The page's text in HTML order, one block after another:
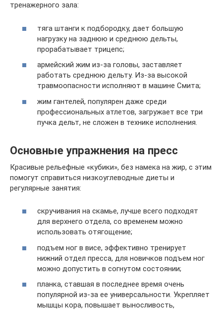
тренажерного зала:
тяга штанги к подбородку, дает большую
нагрузку на заднюю и среднюю дельты,
прорабатывает трицепс;
армейский жим из-за головы, заставляет
работать среднюю дельту. Из-за высокой
травмоопасности исполняют в машине Смита;
жим гантелей, популярен даже среди
профессиональных атлетов, загружает все три
пучка дельт, не сложен в технике исполнения.
Основные упражнения на пресс
Красивые рельефные «кубики», без намека на жир, с этим
помогут справиться низкоуглеводные диеты и
регулярные занятия:
скручивания на скамье, лучше всего подходят
для верхнего отдела, со временем можно
использовать отягощение;
подъем ног в висе, эффективно тренирует
нижний отдел пресса, для новичков подъем ног
можно допустить в согнутом состоянии;
планка, ставшая в последнее время очень
популярной из-за ее универсальности. Укрепляет
мышцы кора, повышает выносливость,